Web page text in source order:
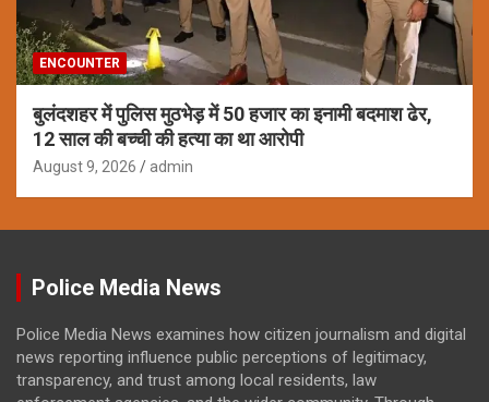
ENCOUNTER
बुलंदशहर में पुलिस मुठभेड़ में 50 हजार का इनामी बदमाश ढेर,
12 साल की बच्ची की हत्या का था आरोपी
August 9, 2026 admin
Police Media News
Police Media News examines how citizen journalism and digital
news reporting influence public perceptions of legitimacy,
transparency, and trust among local residents, law